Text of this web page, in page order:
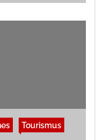
Tourismus